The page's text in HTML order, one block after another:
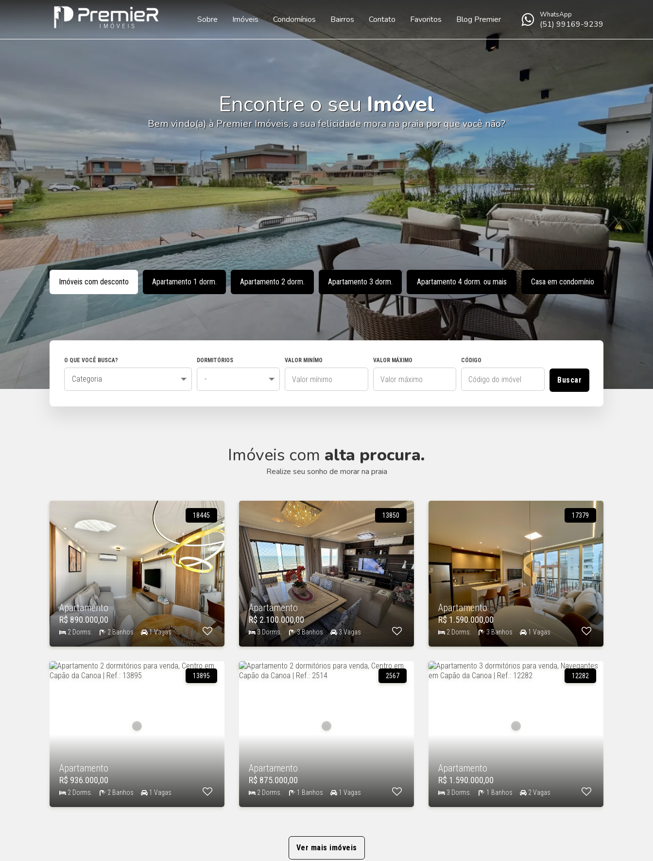
Sobre Imóveis Condomínios Bairros Contato Favoritos Blog Premier WhatsApp
(51) 99169-9239
Encontre o seu Imóvel
Bem vindo(a) à Premier Imóveis, a sua felicidade mora na praia por que você não?
Imóveis com desconto Apartamento 1 dorm. Apartamento 2 dorm. Apartamento 3 dorm. Apartamento 4 dorm. ou mais Casa em condomínio
O QUE VOCÊ BUSCA?
Categoria
DORMITÓRIOS
-
VALOR MINÍMO VALOR MÁXIMO CÓDIGO
Buscar
Imóveis com alta procura.
Realize seu sonho de morar na praia
18445
Apartamento
R$ 890.000,00
2 Dorms. 2 Banhos 1 Vagas
13850
Apartamento
R$ 2.100.000,00
3 Dorms. 3 Banhos 3 Vagas
17379
Apartamento
R$ 1.590.000,00
2 Dorms. 3 Banhos 1 Vagas
13895
Apartamento
R$ 936.000,00
2 Dorms. 2 Banhos 1 Vagas
2567
Apartamento
R$ 875.000,00
2 Dorms. 1 Banhos 1 Vagas
12282
Apartamento
R$ 1.590.000,00
3 Dorms. 1 Banhos 2 Vagas
Ver mais imóveis